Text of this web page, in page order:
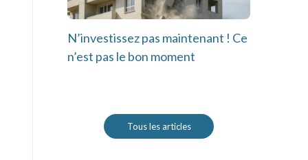
N’investissez pas maintenant ! Ce
n’est pas le bon moment
Tous les articles